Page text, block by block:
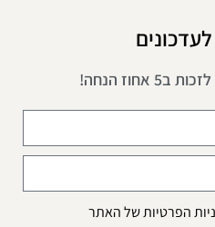
הנחה!
הפרטיותשל האתר